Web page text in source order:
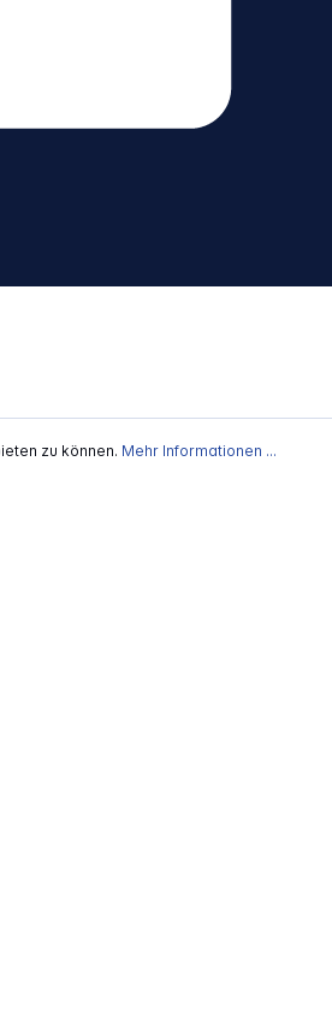
zu können. Mehr Informationen ...